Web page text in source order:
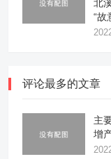
北
“故
评论最多的文章
主
增